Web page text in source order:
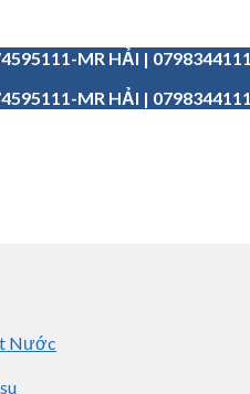
MR HẢI |
MR HẢI |
Nước